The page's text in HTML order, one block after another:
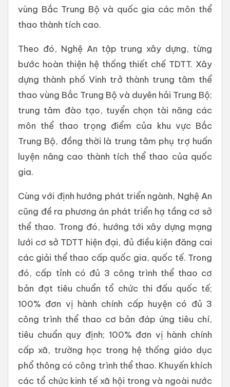
vùng Bắc Trung Bộ và quốc gia các môn thể
thao thành tích cao.
Theo đó, Nghệ An tập trung xây dựng, từng
bước hoàn thiện hệ thống thiết chế TDTT. Xây
dựng thành phố Vinh trở thành trung tâm thể
thao vùng Bắc Trung Bộ và duyên hải Trung Bộ;
trung tâm đào tạo, tuyển chọn tài năng các
môn thể thao trọng điểm của khu vực Bắc
Trung Bộ, đồng thời là trung tâm phụ trợ huấn
luyện nâng cao thành tích thể thao của quốc
gia.
Cùng với định hướng phát triển ngành, Nghệ An
cũng đề ra phương án phát triển hạ tầng cơ sở
thể thao. Trong đó, hướng tới xây dựng mạng
lưới cơ sở TDTT hiện đại, đủ điều kiện đăng cai
các giải thể thao cấp quốc gia, quốc tế. Trong
đó, cấp tỉnh có đủ 3 công trình thể thao cơ
bản đạt tiêu chuẩn tổ chức thi đấu quốc tế;
100% đơn vị hành chính cấp huyện có đủ 3
công trình thể thao cơ bản đáp ứng tiêu chí,
tiêu chuẩn quy định; 100% đơn vị hành chính
cấp xã, trường học trong hệ thống giáo dục
phổ thông có công trình thể thao. Khuyến khích
các tổ chức kinh tế xã hội trong và ngoài nước